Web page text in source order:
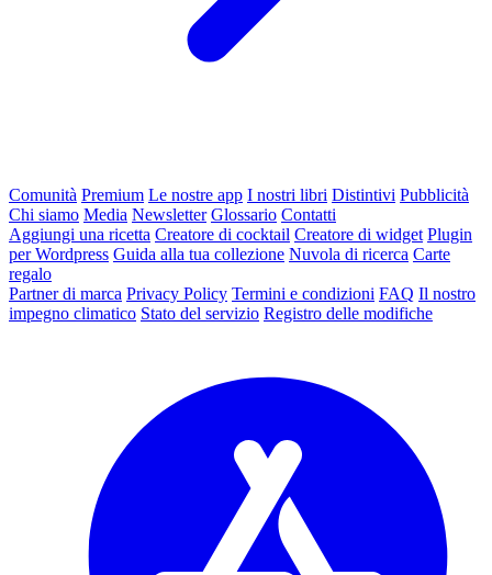
Comunità Premium Le nostre app I nostri libri Distintivi Pubblicità
Chi siamo Media Newsletter Glossario Contatti
Aggiungi una ricetta Creatore di cocktail Creatore di widget Plugin
per Wordpress Guida alla tua collezione Nuvola di ricerca Carte
regalo
Partner di marca Privacy Policy Termini e condizioni FAQ Il nostro
impegno climatico Stato del servizio Registro delle modifiche